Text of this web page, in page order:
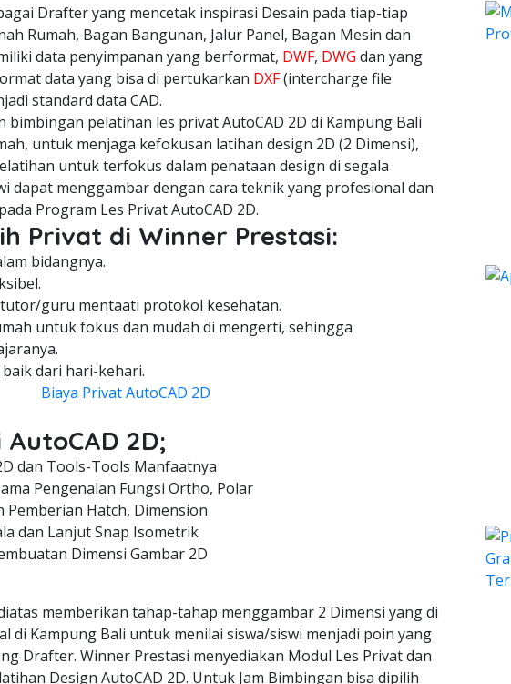
Drafter yang mencetak inspirasi Desain pada tiap-tiap
Rumah, Bagan Bangunan, Jalur Panel, Bagan Mesin dan
data penyimpanan yang berformat, DWF, DWG dan yang
data yang bisa di pertukarkan DXF(intercharge file
standard data CAD.
bimbingan pelatihan les privat AutoCAD 2D di Kampung Bali
untuk menjaga kefokusan latihan design 2D (2 Dimensi),
untuk terfokus dalam penataan design di segala
dapat menggambar dengan cara teknik yang profesional dan
Program Les Privat AutoCAD 2D.
Privat di Winner Prestasi:
bidangnya.
guru mentaati protokol kesehatan.
untuk fokus dan mudah di mengerti, sehingga
dari hari-kehari.
Biaya Privat AutoCAD 2D
2D;
dan Tools-Tools Manfaatnya
Pengenalan Fungsi Ortho, Polar
Pemberian Hatch, Dimension
dan Lanjut Snap Isometrik
Dimensi Gambar 2D
memberikan tahap-tahap menggambar 2 Dimensi yang di
di Kampung Bali untuk menilai siswa/siswi menjadi poin yang
Drafter. Winner Prestasi menyediakan Modul Les Privat dan
Design AutoCAD 2D. Untuk Jam Bimbingan bisa dipilih